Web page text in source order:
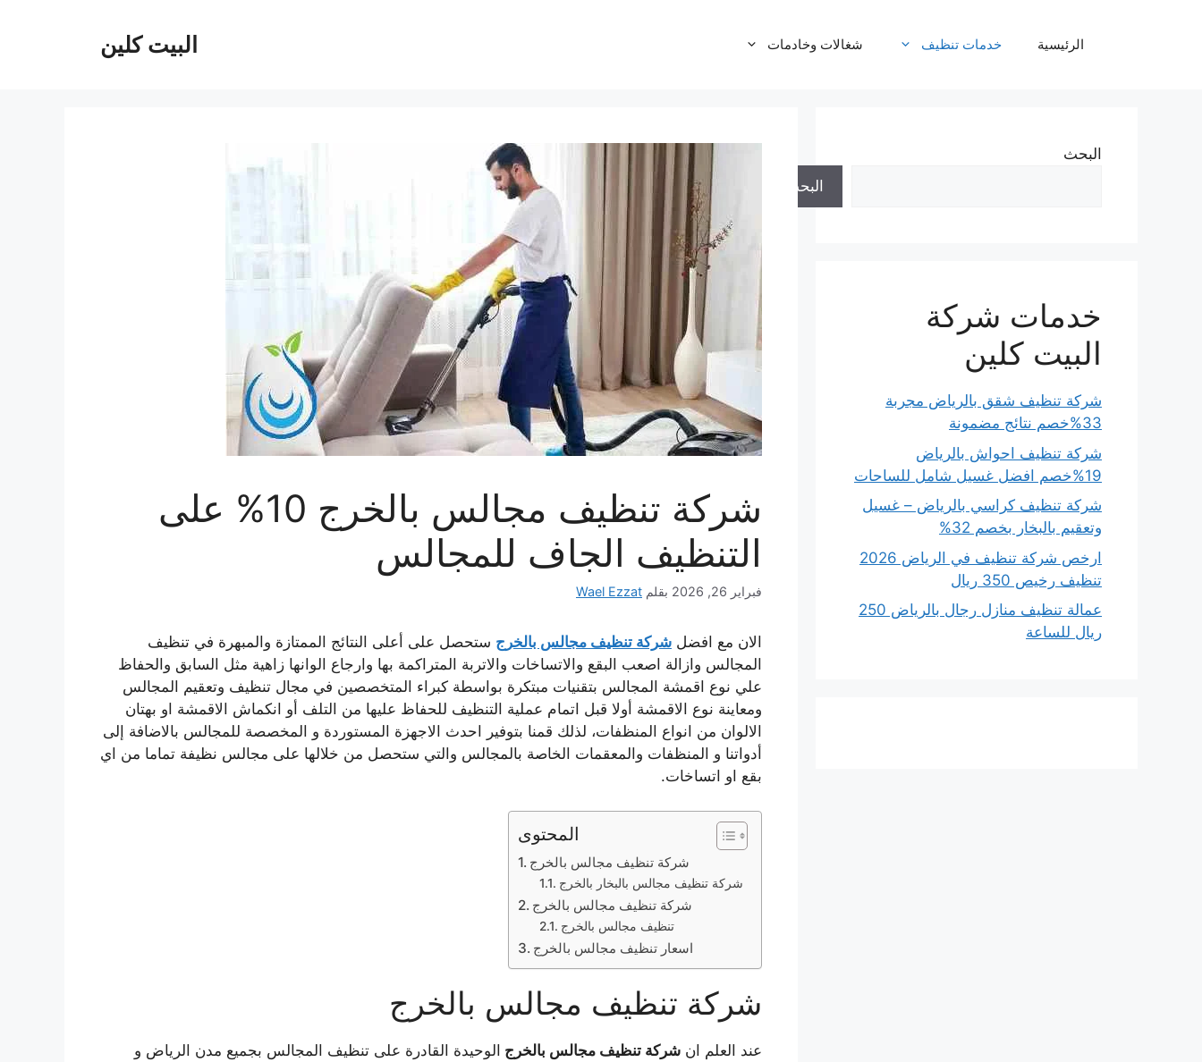
البيت كلين الرئيسية خدمات تنظيف شغالات وخادمات
شركة تنظيف مجالس بالخرج 10% على
التنظيف الجاف للمجالس
فبراير 26, 2026 بقلم Wael Ezzat
الان مع افضل شركة تنظيف مجالس بالخرج ستحصل على أعلى النتائج الممتازة والمبهرة في تنظيف
المجالس وازالة اصعب البقع والاتساخات والاتربة المتراكمة بها وارجاع الوانها زاهية مثل السابق والحفاظ
علي نوع اقمشة المجالس بتقنيات مبتكرة بواسطة كبراء المتخصصين في مجال تنظيف وتعقيم المجالس
ومعاينة نوع الاقمشة أولا قبل اتمام عملية التنظيف للحفاظ عليها من التلف أو انكماش الاقمشة او بهتان
الالوان من انواع المنظفات، لذلك قمنا بتوفير احدث الاجهزة المستوردة و المخصصة للمجالس بالاضافة إلى
أدواتنا و المنظفات والمعقمات الخاصة بالمجالس والتي ستحصل من خلالها على مجالس نظيفة تماما من اي
بقع او اتساخات.
المحتوى
شركة تنظيف مجالس بالخرج
شركة تنظيف مجالس بالبخار بالخرج
شركة تنظيف مجالس بالخرج
تنظيف مجالس بالخرج
اسعار تنظيف مجالس بالخرج
شركة تنظيف مجالس بالخرج
عند العلم ان شركة تنظيف مجالس بالخرج الوحيدة القادرة على تنظيف المجالس بجميع مدن الرياض و
البحث
البحث
خدمات شركة
البيت كلين
شركة تنظيف شقق بالرياض مجربة
33%خصم نتائج مضمونة
شركة تنظيف احواش بالرياض
19%خصم افضل غسيل شامل للساحات
شركة تنظيف كراسي بالرياض – غسيل
وتعقيم بالبخار بخصم 32%
ارخص شركة تنظيف في الرياض 2026
تنظيف رخيص 350 ريال
عمالة تنظيف منازل رجال بالرياض 250
ريال للساعة